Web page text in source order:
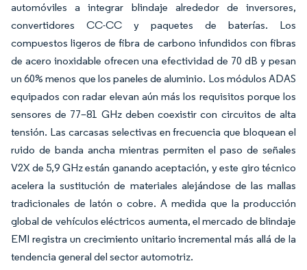
automóviles a integrar blindaje alrededor de inversores,
convertidores CC-CC y paquetes de baterías. Los
compuestos ligeros de fibra de carbono infundidos con fibras
de acero inoxidable ofrecen una efectividad de 70 dB y pesan
un 60% menos que los paneles de aluminio. Los módulos ADAS
equipados con radar elevan aún más los requisitos porque los
sensores de 77–81 GHz deben coexistir con circuitos de alta
tensión. Las carcasas selectivas en frecuencia que bloquean el
ruido de banda ancha mientras permiten el paso de señales
V2X de 5,9 GHz están ganando aceptación, y este giro técnico
acelera la sustitución de materiales alejándose de las mallas
tradicionales de latón o cobre. A medida que la producción
global de vehículos eléctricos aumenta, el mercado de blindaje
EMI registra un crecimiento unitario incremental más allá de la
tendencia general del sector automotriz.